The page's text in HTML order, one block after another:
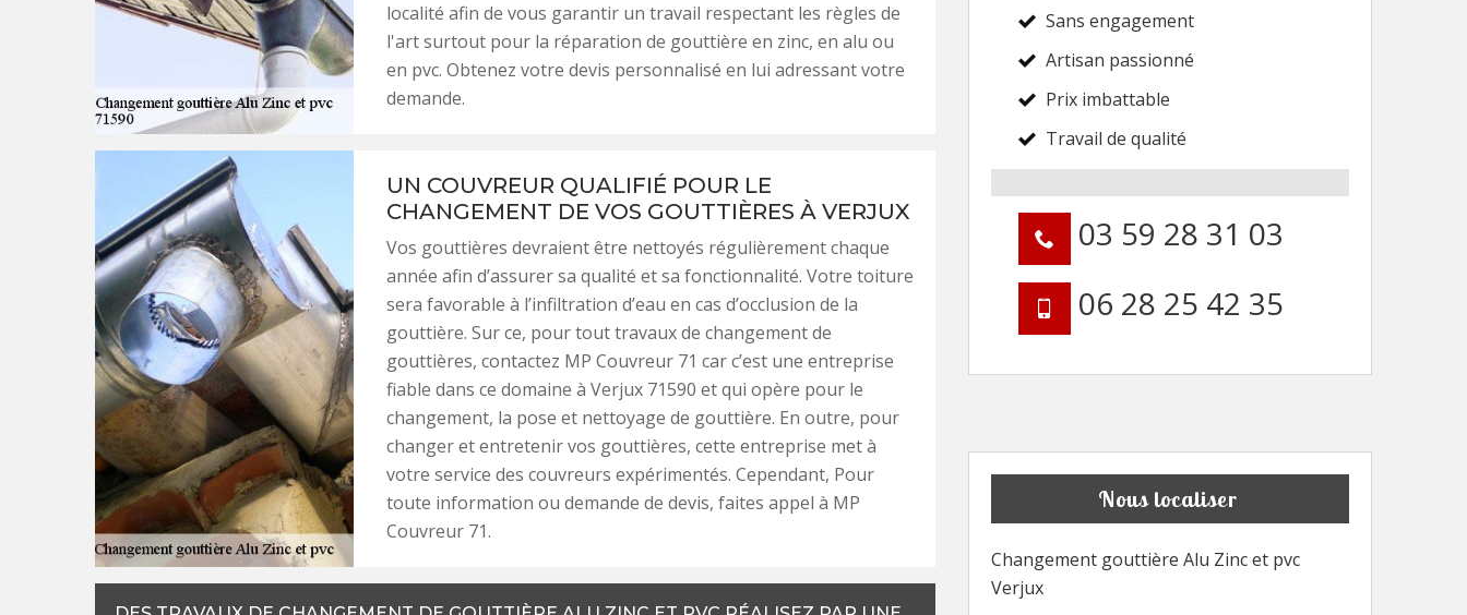
localité afin de vous garantir un travail respectant les règles de
l'art surtout pour la réparation de gouttière en zinc, en alu ou
en pvc. Obtenez votre devis personnalisé en lui adressant votre
demande.
UN COUVREUR QUALIFIÉ POUR LE
CHANGEMENT DE VOS GOUTTIÈRES À VERJUX
Vos gouttières devraient être nettoyés régulièrement chaque
année afin d’assurer sa qualité et sa fonctionnalité. Votre toiture
sera favorable à l’infiltration d’eau en cas d’occlusion de la
gouttière. Sur ce, pour tout travaux de changement de
gouttières, contactez MP Couvreur 71 car c’est une entreprise
fiable dans ce domaine à Verjux 71590 et qui opère pour le
changement, la pose et nettoyage de gouttière. En outre, pour
changer et entretenir vos gouttières, cette entreprise met à
votre service des couvreurs expérimentés. Cependant, Pour
toute information ou demande de devis, faites appel à MP
Couvreur 71.
Sans engagement
Artisan passionné
Prix imbattable
Travail de qualité
03 59 28 31 03
06 28 25 42 35
Nous localiser
Changement gouttière Alu Zinc et pvc
Verjux